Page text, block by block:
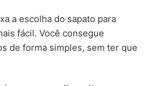
a escolha do sapato para
fácil. Você consegue
de forma simples, sem ter que